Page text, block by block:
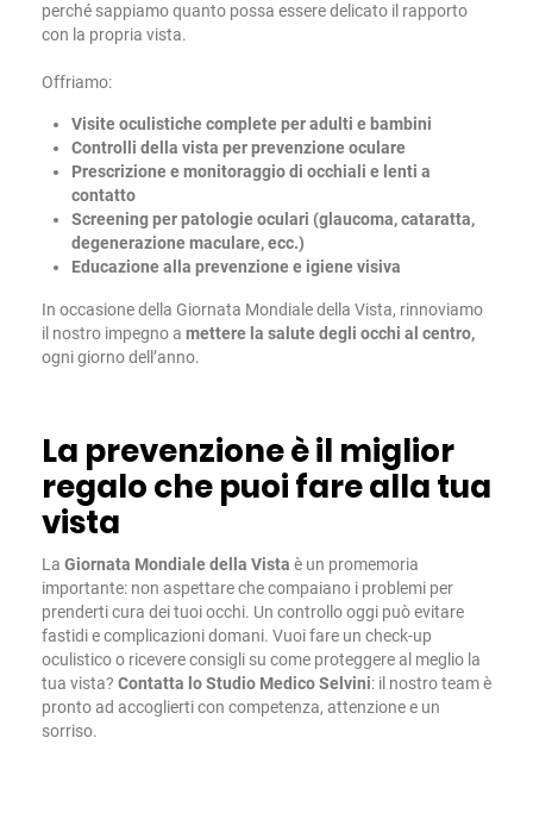
perché sappiamo quanto possa essere delicato il rapporto
con la propria vista.
Offriamo:
Visite oculistiche complete per adulti e bambini
Controlli della vista per prevenzione oculare
Prescrizione e monitoraggio di occhiali e lenti a
contatto
Screening per patologie oculari (glaucoma, cataratta,
degenerazione maculare, ecc.)
Educazione alla prevenzione e igiene visiva
In occasione della Giornata Mondiale della Vista, rinnoviamo
il nostro impegno a mettere la salute degli occhi al centro,
ogni giorno dell’anno.
La prevenzione è il miglior
regalo che puoi fare alla tua
vista
La Giornata Mondiale della Vista è un promemoria
importante: non aspettare che compaiano i problemi per
prenderti cura dei tuoi occhi. Un controllo oggi può evitare
fastidi e complicazioni domani. Vuoi fare un check-up
oculistico o ricevere consigli su come proteggere al meglio la
tua vista? Contatta loStudio Medico Selvini: il nostro team è
pronto ad accoglierti con competenza, attenzione e un
sorriso.